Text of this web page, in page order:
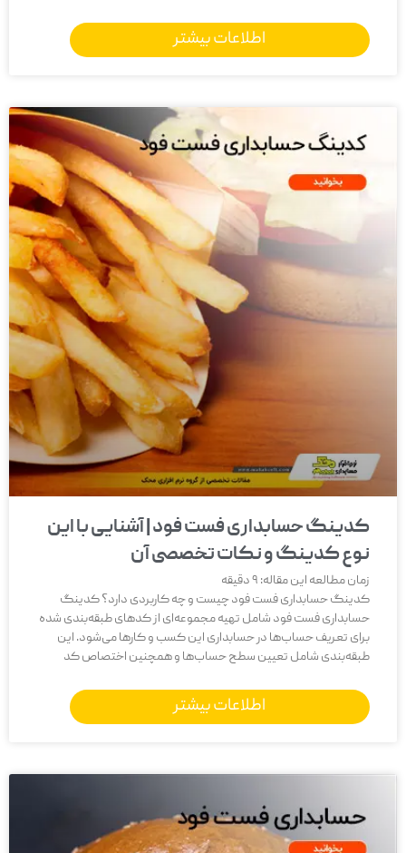
اطلاعات بیشتر
کدینگ حسابداری فست فود | آشنایی با این
نوع کدینگ و نکات تخصصی آن
زمان مطالعه این مقاله: 9دقیقه
کدینگ حسابداری فست فود چیست و چه کاربردی دارد؟ کدینگ
حسابداری فست فود شامل تهیه مجموعه‌ای از کدهای طبقه‌بندی شده
برای تعریف حساب‌ها در حسابداری این کسب و کارها می‌شود. این
طبقه‌بندی شامل تعیین سطح حساب‌ها و همچنین اختصاص کد
اطلاعات بیشتر